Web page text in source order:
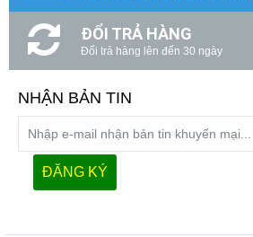
ĐỔI TRẢ HÀNG
Đổi trả hàng lên đến 30 ngày
NHẬN BẢN TIN